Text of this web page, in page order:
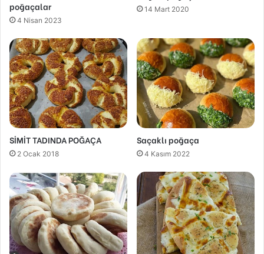
poğaçalar
4 Nisan 2023
14 Mart 2020
SİMİT TADINDA POĞAÇA
2 Ocak 2018
Saçaklı poğaça
4 Kasım 2022